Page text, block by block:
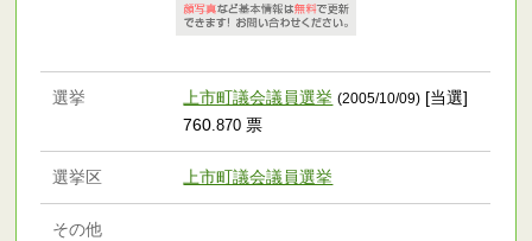
選挙 上市町議会議員選挙 (2005/10/09) [当選]
760.870 票
選挙区 上市町議会議員選挙
その他